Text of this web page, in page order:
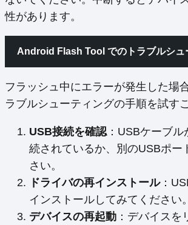
性があります。
Android Flash Tool でのトラブルシュ
フラッシュ中にエラーが発生した場
ラブルシューティングの手順を試す
USB接続を確認：USBケーブル
続されているか、別のUSBポー
さい。
ドライバの再インストール：
インストールしてみてください。
デバイスの再起動 ：デバイスを